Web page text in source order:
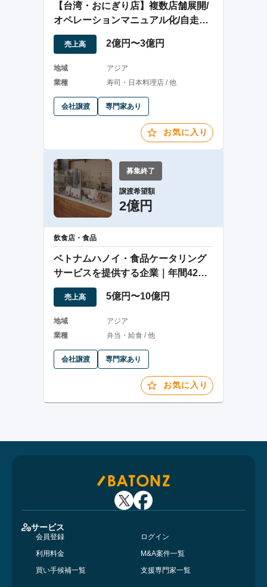
【台湾・おにぎり店】複数店舗展開/
オペレーションマニュアル化/自走可
能/高利益率
売上高 2億円〜3億円
地域
アジア
業種
寿司・日本料理店 / 他
会社譲渡 専門家あり
お気に入り
募集終了
譲渡希望額
2億円
飲食店・食品
ベトナムハノイ・食品ケータリング
サービスを提供する企業｜年間42万
食以上を対応
売上高 5億円〜10億円
地域
アジア
業種
弁当・給食 / 他
会社譲渡 専門家あり
お気に入り
サービス
会員登録
ログイン
利用料金
M&A案件一覧
買い手候補一覧
支援専門家一覧